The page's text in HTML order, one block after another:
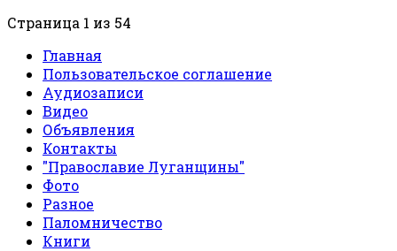
Страница 1 из 54
Главная
Пользовательское соглашение
Аудиозаписи
Видео
Объявления
Контакты
"Православие Луганщины"
Фото
Разное
Паломничество
Книги